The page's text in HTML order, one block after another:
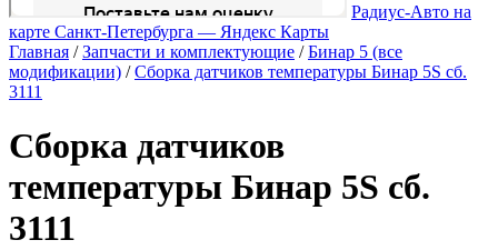
Радиус-Авто на
карте Санкт‑Петербурга — Яндекс Карты
Главная /Запчасти и комплектующие /Бинар 5 (все
модификации) /Сборка датчиков температуры Бинар 5S сб.
3111
Сборка датчиков
температуры Бинар 5S сб.
3111